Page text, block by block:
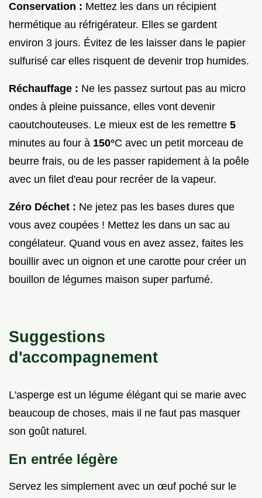
Conservation : Mettez les dans un récipient
hermétique au réfrigérateur. Elles se gardent
environ 3 jours. Évitez de les laisser dans le papier
sulfurisé car elles risquent de devenir trop humides.
Réchauffage : Ne les passez surtout pas au micro
ondes à pleine puissance, elles vont devenir
caoutchouteuses. Le mieux est de les remettre 5
minutes au four à 150°C avec un petit morceau de
beurre frais, ou de les passer rapidement à la poêle
avec un filet d'eau pour recréer de la vapeur.
Zéro Déchet : Ne jetez pas les bases dures que
vous avez coupées ! Mettez les dans un sac au
congélateur. Quand vous en avez assez, faites les
bouillir avec un oignon et une carotte pour créer un
bouillon de légumes maison super parfumé.
Suggestions
d'accompagnement
L'asperge est un légume élégant qui se marie avec
beaucoup de choses, mais il ne faut pas masquer
son goût naturel.
En entrée légère
Servez les simplement avec un œuf poché sur le